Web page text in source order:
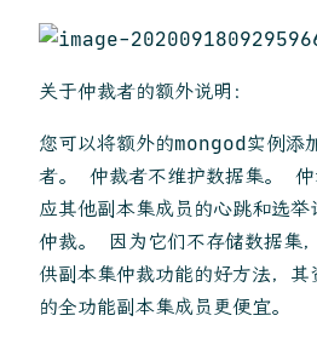
关于仲裁者的额外说明：
您可以将额外的mongod实例添
者。 仲裁者不维护数据集。 仲
应其他副本集成员的心跳和选
仲裁。 因为它们不存储数据集
供副本集仲裁功能的好方法，
的全功能副本集成员更便宜。